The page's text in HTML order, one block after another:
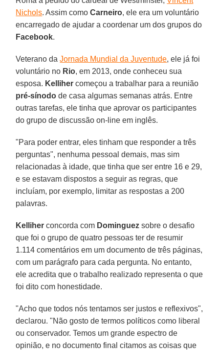
Nichols. Assim comoCarneiro, ele era um voluntário
encarregado de ajudar a coordenar um dos grupos do
Facebook.
Veterano daJornada Mundial da Juventude, ele já foi
voluntário no Rio, em 2013, onde conheceu sua
esposa. Kelliher começou a trabalhar para a reunião
pré-sínodo de casa algumas semanas atrás. Entre
outras tarefas, ele tinha que aprovar os participantes
do grupo de discussão on-line em inglês.
"Para poder entrar, eles tinham que responder a três
perguntas", nenhuma pessoal demais, mas sim
relacionadas à idade, que tinha que ser entre 16 e 29,
e se estavam dispostos a seguir as regras, que
incluíam, por exemplo, limitar as respostas a 200
palavras.
Kelliher concorda com Dominguez sobre o desafio
que foi o grupo de quatro pessoas ter de resumir
1.114 comentários em um documento de três páginas,
com um parágrafo para cada pergunta. No entanto,
ele acredita que o trabalho realizado representa o que
foi dito com honestidade.
"Acho que todos nós tentamos ser justos e reflexivos",
declarou. "Não gosto de termos políticos como liberal
ou conservador. Temos um grande espectro de
opinião, e no documento final citamos as coisas que